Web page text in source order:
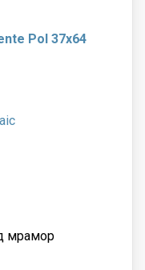
Pol 37x64
мрамор